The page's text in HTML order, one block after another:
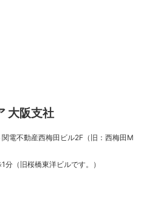
大阪支社
電不動産西梅田ビル2F（旧：西梅田M
分（旧桜橋東洋ビルです。）